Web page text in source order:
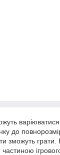
до
зможуть грати.